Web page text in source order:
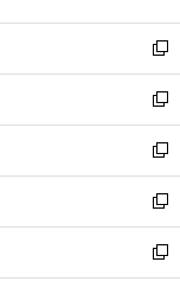
開
く
ウ
で
開
く
ン
ド
ウ
で
開
く
ウ
ィ
ン
ド
ウ
で
開
く
新
し
い
ウ
ィ
ン
ド
ウ
で
開
新
し
い
ウ
ィ
ン
ド
ウ
新
し
い
ウ
ィ
ン
新
し
い
ウ
新
し